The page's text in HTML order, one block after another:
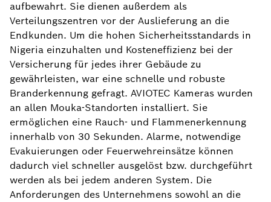
aufbewahrt. Sie dienen außerdem als
Verteilungszentren vor der Auslieferung an die
Endkunden. Um die hohen Sicherheitsstandards in
Nigeria einzuhalten und Kosteneffizienz bei der
Versicherung für jedes ihrer Gebäude zu
gewährleisten, war eine schnelle und robuste
Branderkennung gefragt. AVIOTEC Kameras wurden
an allen Mouka-Standorten installiert. Sie
ermöglichen eine Rauch- und Flammenerkennung
innerhalb von 30 Sekunden. Alarme, notwendige
Evakuierungen oder Feuerwehreinsätze können
dadurch viel schneller ausgelöst bzw. durchgeführt
werden als bei jedem anderen System. Die
Anforderungen des Unternehmens sowohl an die